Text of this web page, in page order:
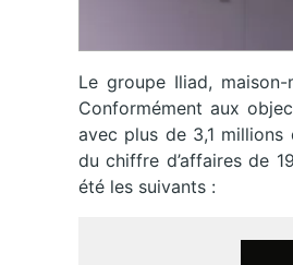
Le groupe Iliad,
Conformément aux
avec plus de 3,1 millions
du chiffre d’affaires de
été les suivants :